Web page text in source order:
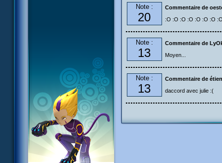
Note :
20
Commentaire de
:O :O :O :O :O :O :O
Note :
13
Commentaire de
Moyen...
Note :
13
Commentaire de
daccord avec julie :(